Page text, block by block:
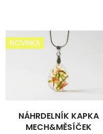
NOVINKA
NÁHRDELNÍK KAPKA
MECH&MĚSÍČEK